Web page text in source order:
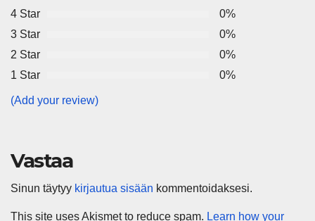
4 Star
0%
3 Star
0%
2 Star
0%
1 Star
0%
(Add your review)
Vastaa
Sinun täytyy kirjautua sisään kommentoidaksesi.
This site uses Akismet to reduce spam. Learn how your